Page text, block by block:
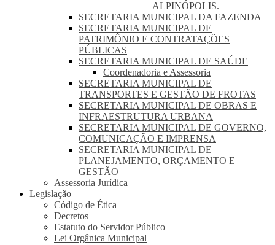
ALPINÓPOLIS.
SECRETARIA MUNICIPAL DA FAZENDA
SECRETARIA MUNICIPAL DE
PATRIMÔNIO E CONTRATAÇÕES
PÚBLICAS
SECRETARIA MUNICIPAL DE SAÚDE
Coordenadoria e Assessoria
SECRETARIA MUNICIPAL DE
TRANSPORTES E GESTÃO DE FROTAS
SECRETARIA MUNICIPAL DE OBRAS E
INFRAESTRUTURA URBANA
SECRETARIA MUNICIPAL DE GOVERNO,
COMUNICAÇÃO E IMPRENSA
SECRETARIA MUNICIPAL DE
PLANEJAMENTO, ORÇAMENTO E
GESTÃO
Assessoria Jurídica
Legislação
Código de Ética
Decretos
Estatuto do Servidor Público
Lei Orgânica Municipal